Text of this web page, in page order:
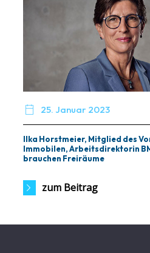
 25. Januar 2023
Ilka Horstmeier, Mitglied des
Immobilen, Arbeitsdirektorin
brauchen Freiräume
zum Beitrag